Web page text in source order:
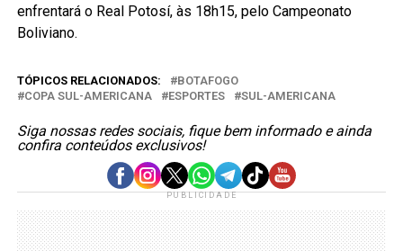
enfrentará o Real Potosí, às 18h15, pelo Campeonato
Boliviano.
TÓPICOS RELACIONADOS:
BOTAFOGO
COPA SUL-AMERICANA
ESPORTES SUL-AMERICANA
Siga nossas redes sociais, fique bem informado e ainda
confira conteúdos exclusivos!
PUBLICIDADE